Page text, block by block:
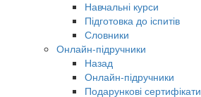
Навчальні курси
Підготовка до іспитів
Словники
Онлайн-підручники
Назад
Онлайн-підручники
Подарункові сертифікати